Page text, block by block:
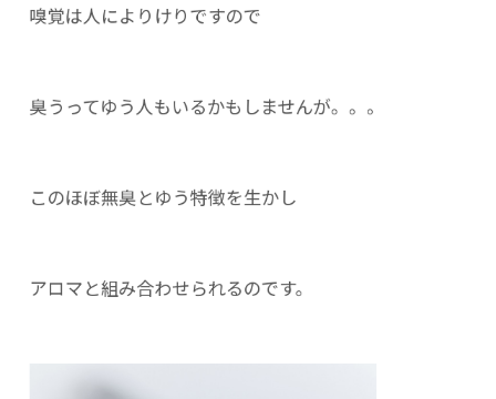
嗅覚は人によりけりですので
臭うってゆう人もいるかもしませんが。。。
このほぼ無臭とゆう特徴を生かし
アロマと組み合わせられるのです。